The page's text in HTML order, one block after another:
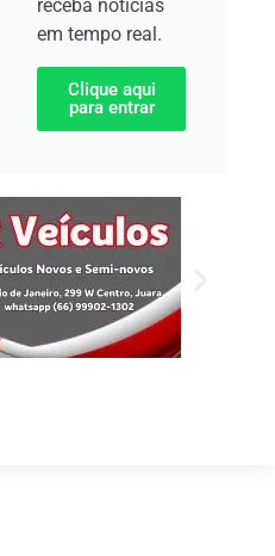
receba notícias
em tempo real.
Clique aqui
para entrar